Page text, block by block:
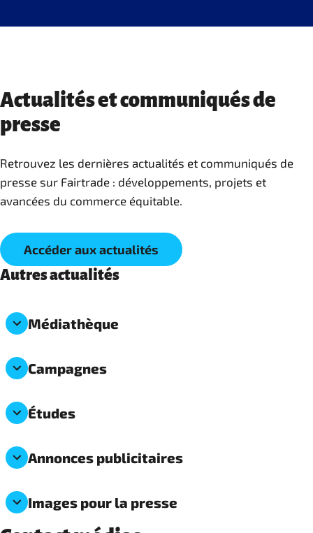
Actualités et communiqués de
presse
Retrouvez les dernières actualités et communiqués de
presse sur Fairtrade : développements, projets et
avancées du commerce équitable.
Accéder aux actualités
Autres actualités
Médiathèque
Campagnes
Études
Annonces publicitaires
Images pour la presse